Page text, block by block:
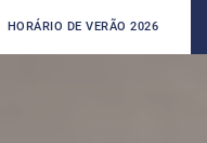
HORÁRIO DE VERÃO 2026